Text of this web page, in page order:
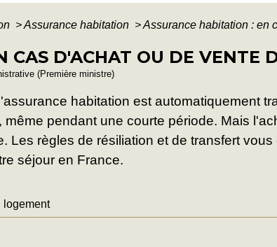
>Assurance habitation >Assurance habitation : en
CAS D'ACHAT OU DE VENTE
(Première ministre)
habitation est automatiquement
pendant une courte période. Mais
Les règles de résiliation et de transfert
séjour en France.
logement